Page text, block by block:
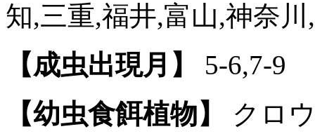
知,三重,福井,富山,神奈川
【成虫出現月】
5-6,7-9
【幼虫食餌植物】
クロ